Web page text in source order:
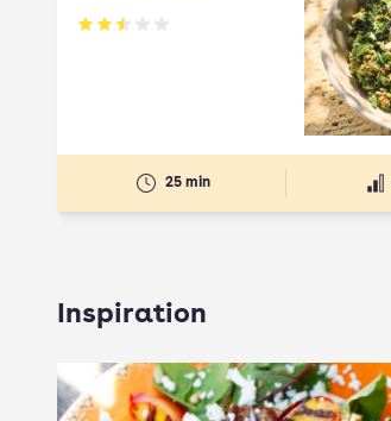
Betyg: 2.5 av 5
25 min
Inspiration